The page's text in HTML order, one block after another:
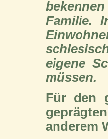
Familie.
eigene
müssen.
Für den
anderem